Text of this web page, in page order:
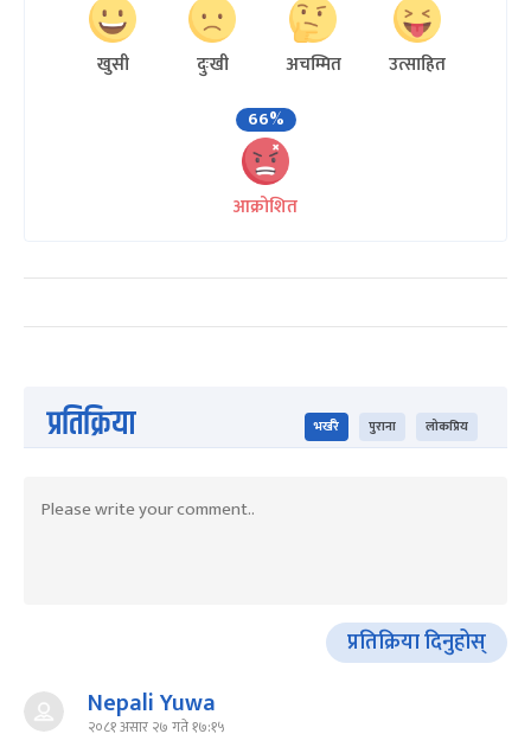
खुसी दुःखी अचम्मित
उत्साहित
66%
आक्रोशित
प्रतिक्रिया भर्खरै पुराना लोकप्रिय
प्रतिक्रिया दिनुहोस्
Nepali Yuwa
२०८१ असार २७ गते १७:१५